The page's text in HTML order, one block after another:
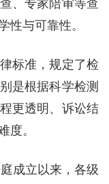
、专家陪审等查
性与可靠性。
标准，规定了检
是根据科学检测
更透明、诉讼结
度。
成立以来，各级